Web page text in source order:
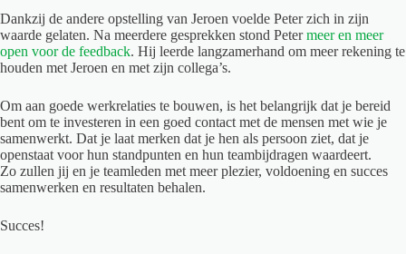
Dankzij de andere opstelling van Jeroen voelde Peter zich in zijn
waarde gelaten. Na meerdere gesprekken stond Petermeer en meer
open voor de feedback. Hij leerde langzamerhand om meer rekening te
houden met Jeroen en met zijn collega’s.
Om aan goede werkrelaties te bouwen, is het belangrijk dat je bereid
bent om te investeren in een goed contact met de mensen met wie je
samenwerkt. Dat je laat merken dat je hen als persoon ziet, dat je
openstaat voor hun standpunten en hun teambijdragen waardeert.
Zo zullen jij en je teamleden met meer plezier, voldoening en succes
samenwerken en resultaten behalen.
Succes!